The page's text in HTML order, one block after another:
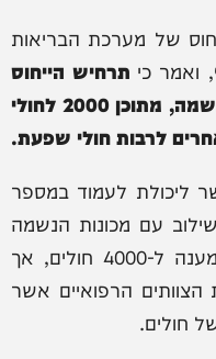
של מערכת הבריאות
כי תרחיש הייחוס
קובע 4000 מיטות עם יכולות הנשמה, מתוכן 2000 לחולי
ליכולת לעמוד במספר
עם מכונות הנשמה
ואמצעים אחרים, יצליחו לספק מענה ל-4000 חולים, אך
הרפואיים אשר
חולים.